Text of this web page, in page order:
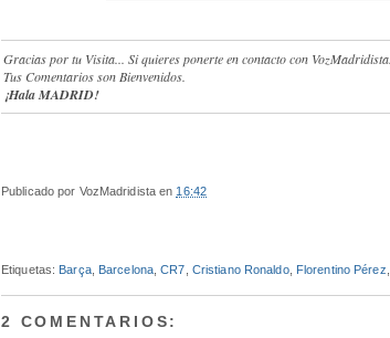
Gracias por tu Visita... Si quieres ponerte en contacto con
Tus Comentarios son Bienvenidos.
¡Hala MADRID!
Publicado por VozMadridista en 16:42
Etiquetas: Barça, Barcelona ,CR7 Cristiano Ronaldo, Florentino Pérez
2 COMENTARIOS: